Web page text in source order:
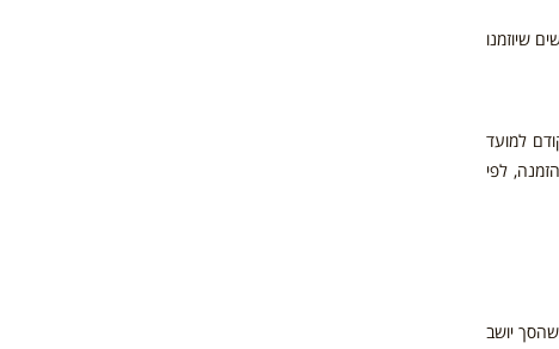
שיוזמנו
7 ימים שאינם ימי מנוחה קודם למועד
כולה או 100 ₪ לכל נוסע הכלול בהזמנה, לפי
יושב